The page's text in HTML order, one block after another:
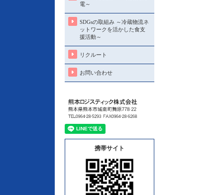
電～
SDGsの取組み ～冷蔵物流ネ
ットワークを活かした食支
援活動～
リクルート
お問い合わせ
携帯サイト